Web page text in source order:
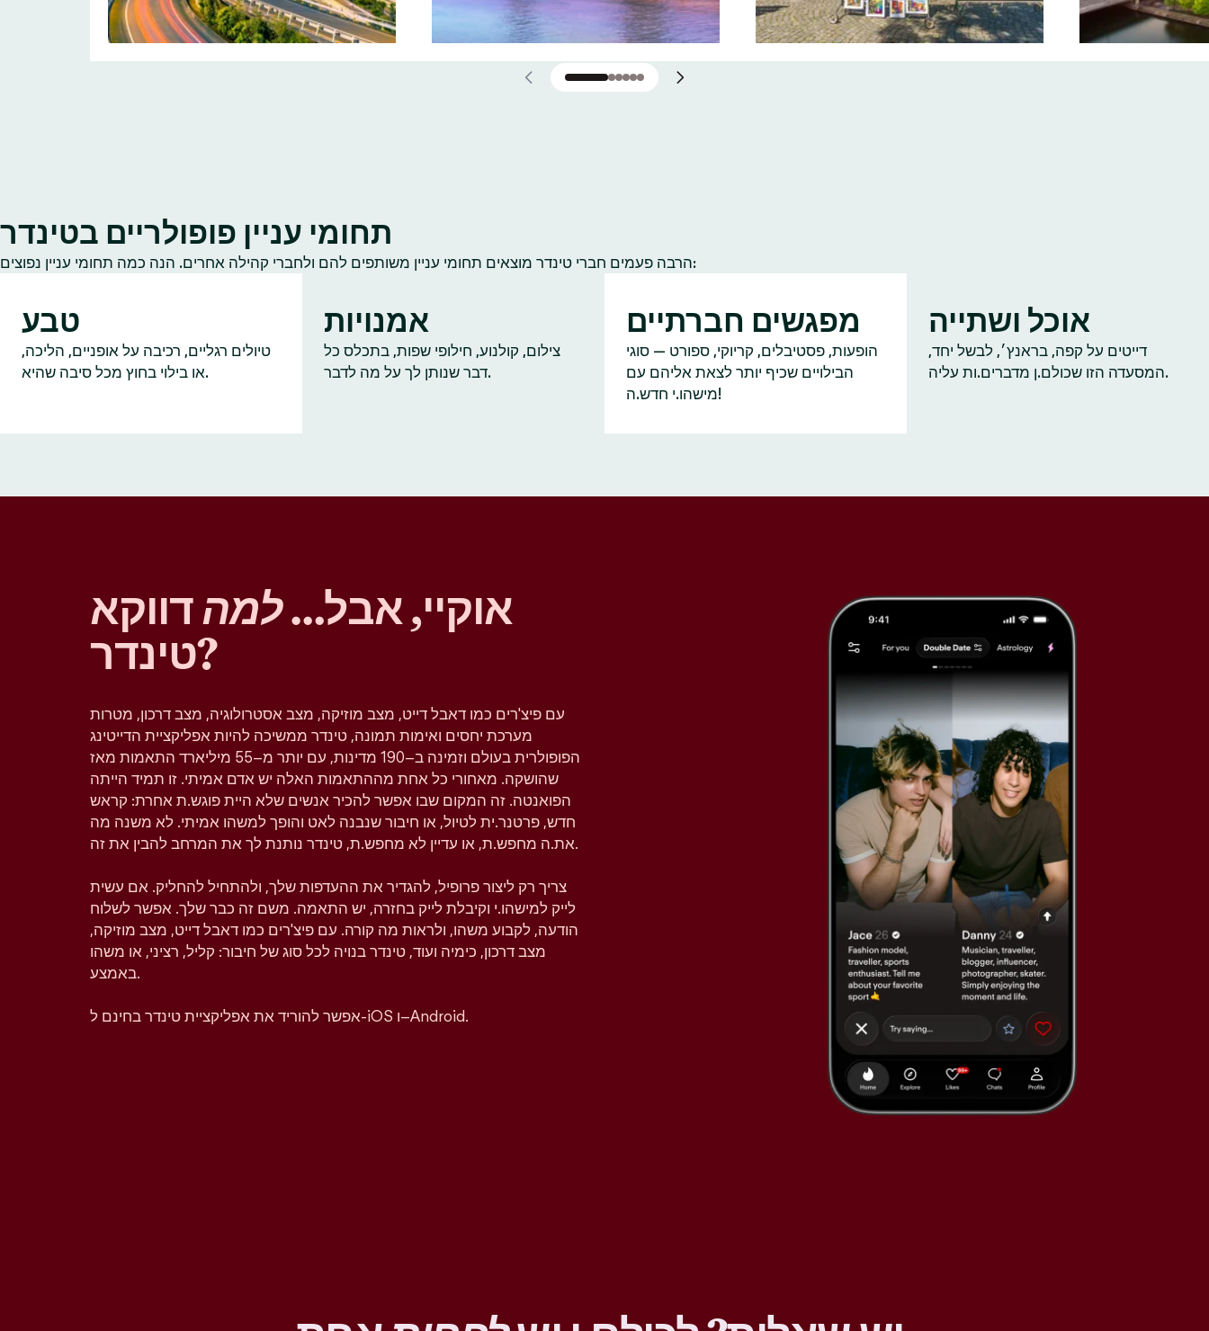
תחומי עניין פופולריים בטינדר
הרבה פעמים חברי טינדר מוצאים תחומי עניין משותפים להם ולחברי קהילה אחרים. הנה כמה תחומי עניין נפוצים:
טבע
טיולים רגליים, רכיבה על אופניים, הליכה,
או בילוי בחוץ מכל סיבה שהיא.
אמנויות
צילום, קולנוע, חילופי שפות, בתכלס כל
דבר שנותן לך על מה לדבר.
מפגשים חברתיים
הופעות, פסטיבלים, קריוקי, ספורט — סוגי
הבילויים שכיף יותר לצאת אליהם עם
מישהו.י חדש.ה!
אוכל ושתייה
דייטים על קפה, בראנץ׳, לבשל יחד,
המסעדה הזו שכולם.ן מדברים.ות עליה.
אוקיי, אבל…למהדווקא
טינדר?
עם פיצ'רים כמו דאבל דייט, מצב מוזיקה, מצב אסטרולוגיה, מצב דרכון, מטרות
מערכת יחסים ואימות תמונה, טינדר ממשיכה להיות אפליקציית הדייטינג
הפופולרית בעולם וזמינה ב–190 מדינות, עם יותר מ–55 מיליארד התאמות מאז
שהושקה. מאחורי כל אחת מההתאמות האלה יש אדם אמיתי. זו תמיד הייתה
הפואנטה. זה המקום שבו אפשר להכיר אנשים שלא היית פוגש.ת אחרת: קראש
חדש, פרטנר.ית לטיול, או חיבור שנבנה לאט והופך למשהו אמיתי. לא משנה מה
את.ה מחפש.ת, או עדיין לא מחפש.ת, טינדר נותנת לך את המרחב להבין את זה.
צריך רק ליצור פרופיל, להגדיר את ההעדפות שלך, ולהתחיל להחליק. אם עשית
לייק למישהו.י וקיבלת לייק בחזרה, יש התאמה. משם זה כבר שלך. אפשר לשלוח
הודעה, לקבוע משהו, ולראות מה קורה. עם פיצ'רים כמו דאבל דייט, מצב מוזיקה,
מצב דרכון, כימיה ועוד, טינדר בנויה לכל סוג של חיבור: קליל, רציני, או משהו
באמצע.
אפשר להוריד את אפליקציית טינדר בחינם ל-iOS ו–Android.